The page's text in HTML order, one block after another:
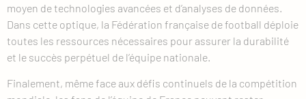
moyen de technologies avancées et d’analyses de données.
Dans cette optique, la Fédération française de football déploie
toutes les ressources nécessaires pour assurer la durabilité
et le succès perpétuel de l’équipe nationale.
Finalement, même face aux défis continuels de la compétition